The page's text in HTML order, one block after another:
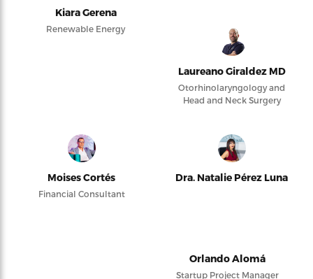
Kiara Gerena
Renewable Energy
Laureano Giraldez MD
Otorhinolaryngology and
Head and Neck Surgery
Moises Cortés
Financial Consultant
Dra. Natalie Pérez Luna
Orlando Alomá
Startup Project Manager